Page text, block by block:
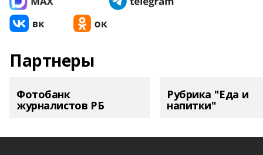
Партнеры
Фотобанк
журналистов РБ
Рубрика "Еда и
напитки"